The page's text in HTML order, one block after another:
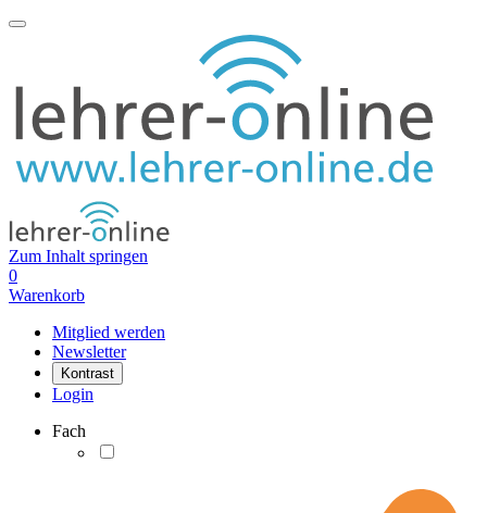
Zum Inhalt springen
0
Warenkorb
Mitglied werden
Newsletter
Kontrast
Login
Fach